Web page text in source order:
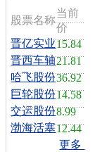
股票名称
当前
价
晋亿实业15.84
晋西车轴21.81
哈飞股份36.92
巨轮股份14.58
交运股份8.99
渤海活塞12.44
更多